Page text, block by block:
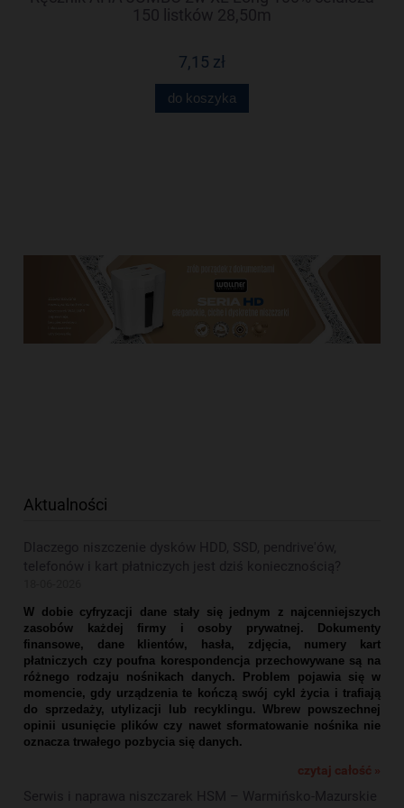
150 listków 28,50m
7,15 zł
do koszyka
Aktualności
Dlaczego niszczenie dysków HDD, SSD, pendrive'ów,
telefonów i kart płatniczych jest dziś koniecznością?
W dobie cyfryzacji dane stały się jednym z najcenniejszych
zasobów każdej firmy i osoby prywatnej. Dokumenty
finansowe, dane klientów, hasła, zdjęcia, numery kart
płatniczych czy poufna korespondencja przechowywane są na
różnego rodzaju nośnikach danych. Problem pojawia się w
momencie, gdy urządzenia te kończą swój cykl życia i trafiają
do sprzedaży, utylizacji lub recyklingu. Wbrew powszechnej
opinii usunięcie plików czy nawet sformatowanie nośnika nie
oznacza trwałego pozbycia się danych.
czytaj całość »
Serwis i naprawa niszczarek HSM – Warmińsko-Mazurskie